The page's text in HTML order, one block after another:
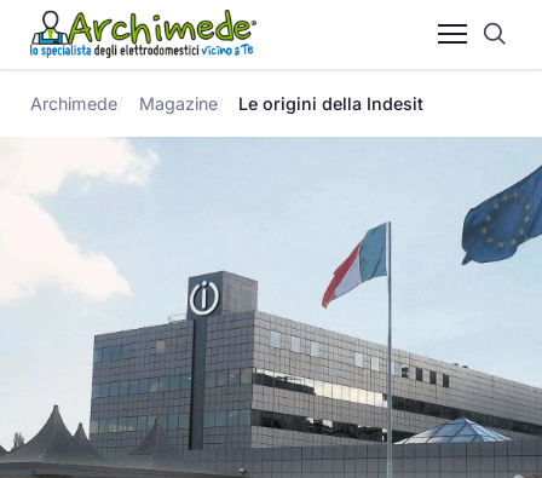
Archimede Magazine Le origini della Indesit